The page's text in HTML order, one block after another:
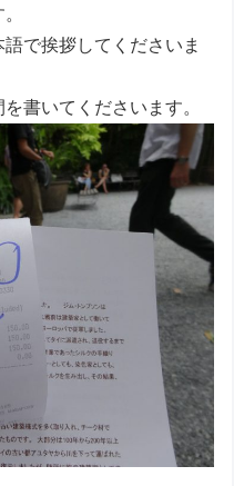
で挨拶してくださいま
書いてくださいます。